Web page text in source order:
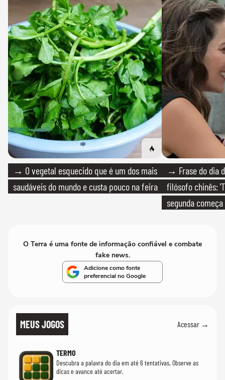
→ O vegetal esquecido que é um dos mais
saudáveis do mundo e custa pouco na feira
→ Frase do dia
filósofo chinês:
segunda
O Terra é uma fonte de informação confiável e combate
fake news.
Adicione como fonte
preferencial no Google
MEUS JOGOS Acessar →
TERMO
Descubra a palavra do dia em até 6 tentativas. Observe as
dicas e avance até acertar.